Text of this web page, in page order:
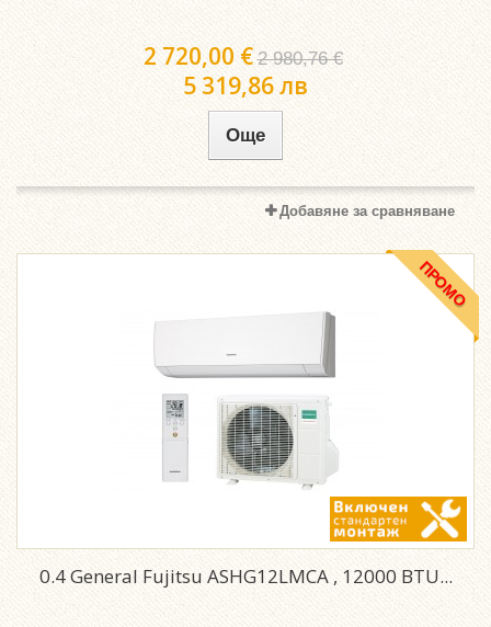
2 720,00 € 2 980,76 €
5 319,86 лв
Още
Добавяне за сравняване
ПРОМО
0.4 General Fujitsu ASHG12LMCA , 12000 BTU...